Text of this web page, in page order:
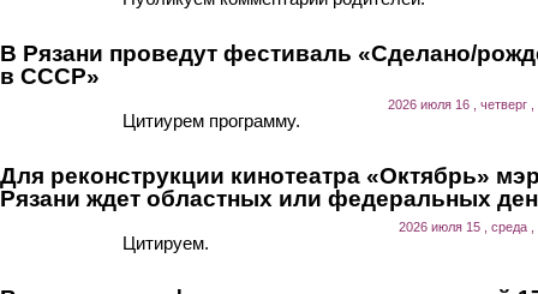
В Рязани проведут фестиваль «Сделано/
в СССР»
2026 июля 16 , четверг ,
Цитиурем программу.
Для реконструкции кинотеатра «Октябрь»
Рязани ждет областных или федеральных
2026 июля 15 , среда ,
Цитируем.